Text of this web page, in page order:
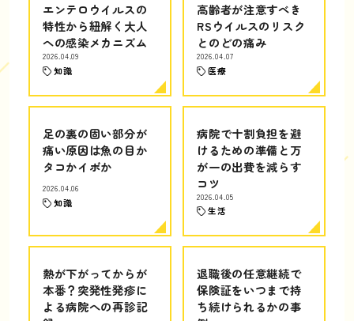
エンテロウイルスの
特性から紐解く大人
への感染メカニズム
2026.04.09
知識
高齢者が注意すべき
RSウイルスのリスク
とのどの痛み
2026.04.07
医療
足の裏の固い部分が
痛い原因は魚の目か
タコかイボか
2026.04.06
知識
病院で十割負担を避
けるための準備と万
が一の出費を減らす
コツ
2026.04.05
生活
熱が下がってからが
本番？突発性発疹に
よる病院への再診記
退職後の任意継続で
保険証をいつまで持
ち続けられるかの事